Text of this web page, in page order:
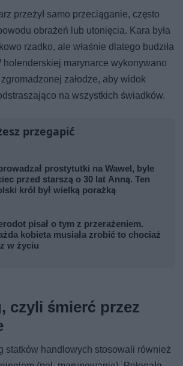
przeżył samo przeciąganie, często
obrażeń lub utonięcia. Kara była
rzadko, ale właśnie dlatego budziła
holenderskiej marynarce wykonywano
załodze, aby widok
na wszystkich świadków.
przegapić
prostytutki na Wawel, byle
przed starszą o 30 lat Anną. Ten
król był wielką porażką
pisał o tym z przerażeniem.
kobieta musiała zrobić to chociaż
w życiu
czyli śmierć przez
statków handlowych stosowali również